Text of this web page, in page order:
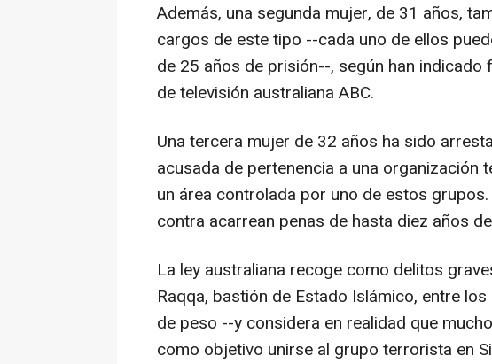
Además, una segunda mujer, de 31 años,
cargos de este tipo --cada uno de ellos
de 25 años de prisión--, según han indicado
de televisión australiana ABC.
Una tercera mujer de 32 años ha sido
acusada de pertenencia a una organización
un área controlada por uno de estos
contra acarrean penas de hasta diez años
La ley australiana recoge como delitos
Raqqa, bastión de Estado Islámico, entre
de peso --y considera en realidad que
como objetivo unirse al grupo terrorista en